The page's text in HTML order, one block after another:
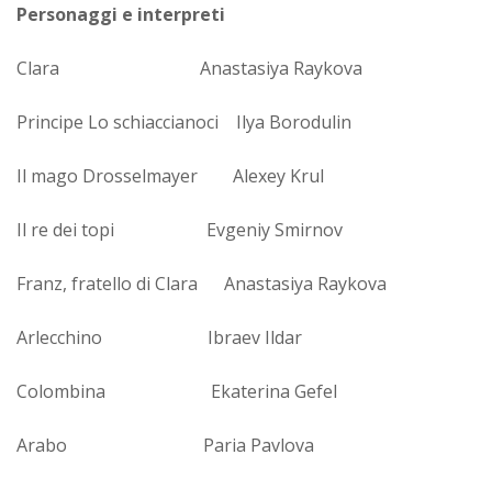
Personaggi e interpreti
Clara Anastasiya Raykova
Principe Lo schiaccianoci Ilya Borodulin
Il mago Drosselmayer Alexey Krul
Il re dei topi Evgeniy Smirnov
Franz, fratello di Clara Anastasiya Raykova
Arlecchino Ibraev Ildar
Colombina Ekaterina Gefel
Arabo Paria Pavlova